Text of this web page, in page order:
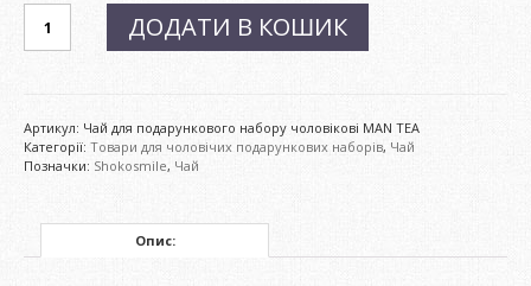
Чай
"MAN
TEA"
ДОДАТИ В КОШИК
Артикул: Чай для подарункового набору чоловікові MAN TEA
Категорії: Товари для чоловічих подарункових наборів, Чай
Позначки: Shokosmile, Чай
Опис: